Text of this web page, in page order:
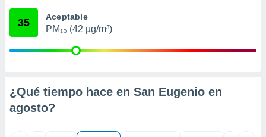
mediante
publicidad
35 Aceptable
PM₁₀ (42 µg/m³)
¿Qué tiempo hace en San Eugenio en
agosto?